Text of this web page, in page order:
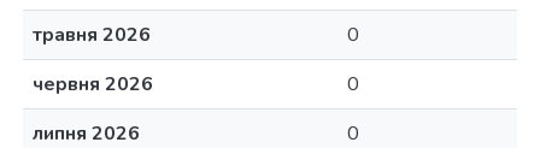
травня 2026
0
червня 2026
0
липня 2026
0